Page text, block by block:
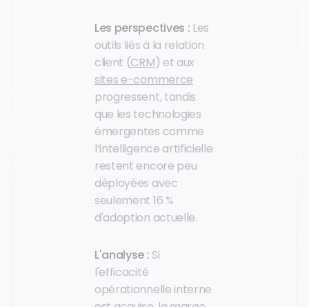
Les perspectives : Les
outils liés à la relation
client (CRM) et aux
sites e-commerce
progressent, tandis
que les technologies
émergentes comme
l’intelligence artificielle
restent encore peu
déployées avec
seulement 16 %
d'adoption actuelle.
L'analyse : Si
l'efficacité
opérationnelle interne